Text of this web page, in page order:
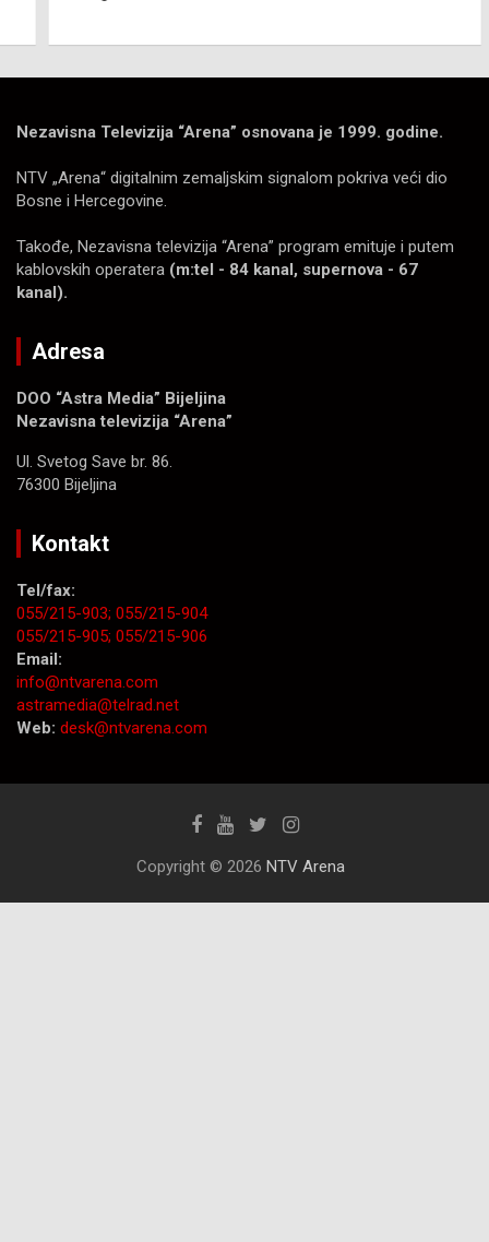
Nezavisna Televizija “Arena” osnovana je 1999. godine.
NTV „Arena“ digitalnim zemaljskim signalom pokriva veći dio
Bosne i Hercegovine.
Takođe, Nezavisna televizija “Arena” program emituje i putem
kablovskih operatera (m:tel - 84 kanal, supernova - 67
kanal).
Adresa
DOO “Astra Media” Bijeljina
Nezavisna televizija “Arena”
Ul. Svetog Save br. 86.
76300 Bijeljina
Kontakt
Tel/fax:
055/215-903; 055/215-904
055/215-905; 055/215-906
Email:
info@ntvarena.com
astramedia@telrad.net
Web: desk@ntvarena.com
Copyright © 2026 NTV Arena